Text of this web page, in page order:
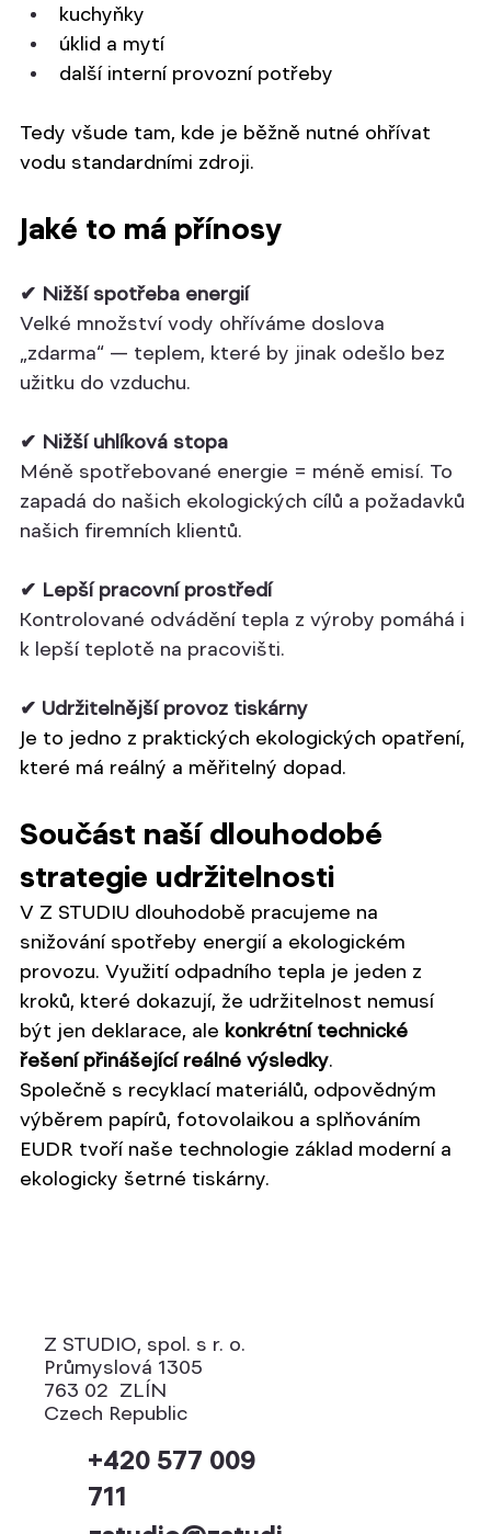
kuchyňky
úklid a mytí
další interní provozní potřeby
Tedy všude tam, kde je běžně nutné ohřívat
vodu standardními zdroji.
Jaké to má přínosy
✔ Nižší spotřeba energií
Velké množství vody ohříváme doslova
„zdarma“ — teplem, které by jinak odešlo bez
užitku do vzduchu.
✔ Nižší uhlíková stopa
Méně spotřebované energie = méně emisí. To
zapadá do našich ekologických cílů a požadavků
našich firemních klientů.
✔ Lepší pracovní prostředí
Kontrolované odvádění tepla z výroby pomáhá i
k lepší teplotě na pracovišti.
✔ Udržitelnější provoz tiskárny
Je to jedno z praktických ekologických opatření,
které má reálný a měřitelný dopad.
Součást naší dlouhodobé
strategie udržitelnosti
V Z STUDIU dlouhodobě pracujeme na
snižování spotřeby energií a ekologickém
provozu. Využití odpadního tepla je jeden z
kroků, které dokazují, že udržitelnost nemusí
být jen deklarace, ale konkrétní technické
řešení přinášející reálné výsledky.
Společně s recyklací materiálů, odpovědným
výběrem papírů, fotovolaikou a splňováním
EUDR tvoří naše technologie základ moderní a
ekologicky šetrné tiskárny.
Czech Republic
+420 577 009
711
763 02 ZLÍN
Průmyslová 1305
Z STUDIO, spol. s r. o.